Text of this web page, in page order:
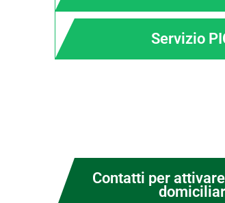
Servizio
Contatti per